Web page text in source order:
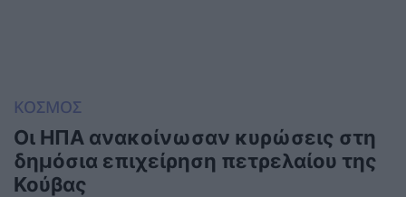
ΚΟΣΜΟΣ
Οι ΗΠΑ ανακοίνωσαν κυρώσεις στη
δημόσια επιχείρηση πετρελαίου της
Κούβας